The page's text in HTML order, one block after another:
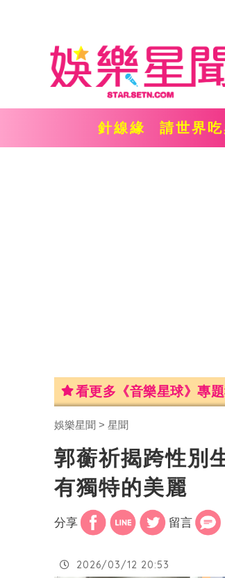
針線緣 請世界吃
看更多《音樂星球》專
娛樂星聞 星聞
郭蘅祈揭跨性別
有獨特的美麗
分享 留言
2026/03/12 20:53